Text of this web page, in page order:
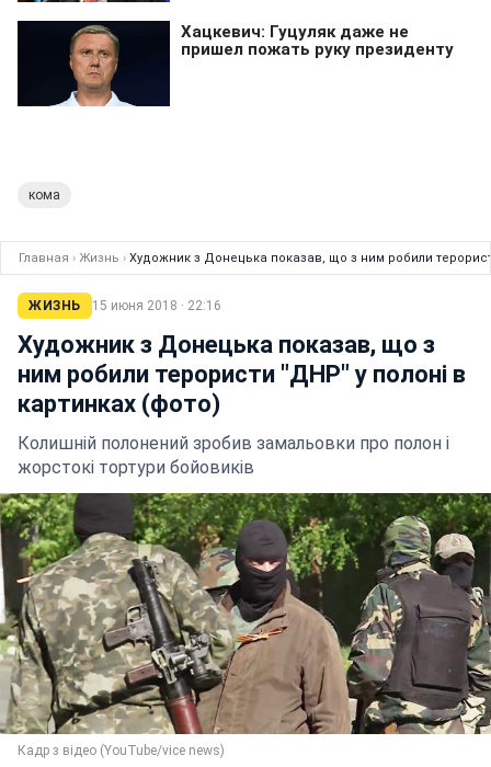
кома
Главная › Жизнь › Художник з Донецька показав, що з ним робили
ЖИЗНЬ 15 июня 2018 · 22:16
Художник з Донецька показав, що з
ним робили терористи "ДНР" у полоні в
картинках (фото)
Колишній полонений зробив замальовки про полон і
жорстокі тортури бойовиків
Кадр з відео (YouTube/vice news)